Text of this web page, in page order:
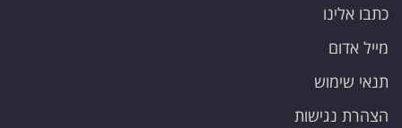
כתבו אלינו
מייל אדום
תנאי שימוש
הצהרת נגישות